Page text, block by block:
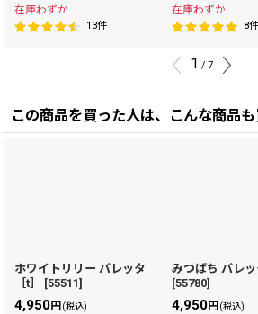
在庫わずか
13件
在庫わずか
8件
1 / 7
この商品を買った人は、こんな商品
ホワイトリリー バレッタ
［t］
[55511]
4,950円(税込)
みつばち バレッ
[55780]
4,950円(税込)